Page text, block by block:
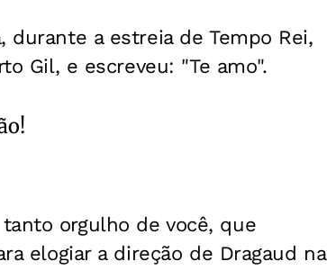
a estreia de Tempo Rei,
Gil, e escreveu: "Te amo".
orgulho de você, que
elogiar a direção de Dragaud na